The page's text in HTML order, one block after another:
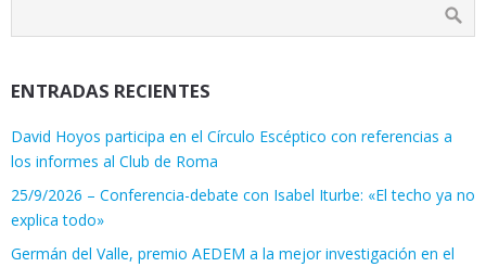
ENTRADAS RECIENTES
David Hoyos participa en el Círculo Escéptico con referencias a
los informes al Club de Roma
25/9/2026 – Conferencia-debate con Isabel Iturbe: «El techo ya no
explica todo»
Germán del Valle, premio AEDEM a la mejor investigación en el